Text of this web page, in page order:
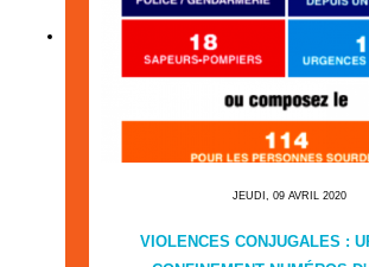
JEUDI, 09 AVRIL 2020
VIOLENCES CONJUGALES :